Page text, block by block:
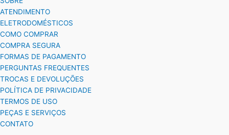
ATENDIMENTO
ELETRODOMÉSTICOS
COMO COMPRAR
COMPRA SEGURA
FORMAS DE PAGAMENTO
PERGUNTAS FREQUENTES
TROCAS E DEVOLUÇÕES
POLÍTICA DE PRIVACIDADE
TERMOS DE USO
PEÇAS E SERVIÇOS
CONTATO